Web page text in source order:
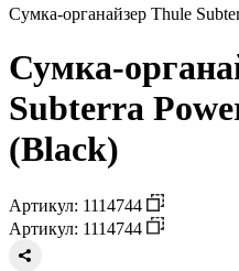
Сумка-органайзер Thule
Сумка-
Subterra
(Black)
Артикул: 1114744
Артикул: 1114744